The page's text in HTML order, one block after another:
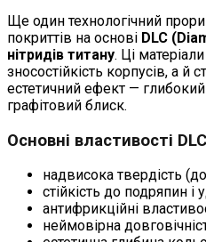
Ще один технологічний
покриттів на основі DLC
нітридів титану. Ці
зносостійкість корпусів, а
естетичний ефект —
графітовий блиск.
Основні властивості DLC
надвисока твердість
стійкість до подряпин і
антифрикційні
неймовірна